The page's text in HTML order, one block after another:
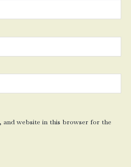
and website in this browser for the